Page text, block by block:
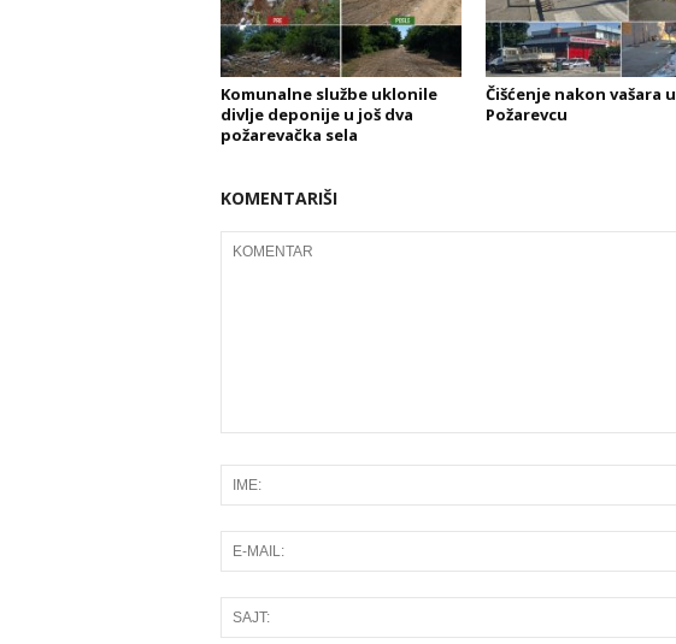
Komunalne službe uklonile
divlje deponije u još dva
požarevačka sela
Čišćenje nakon vašara u
Požarevcu
KOMENTARIŠI